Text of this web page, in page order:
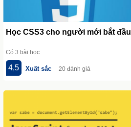
Học CSS3 cho người mới bắt đầu
Có 3 bài học
4,5 Xuất sắc 20 đánh giá